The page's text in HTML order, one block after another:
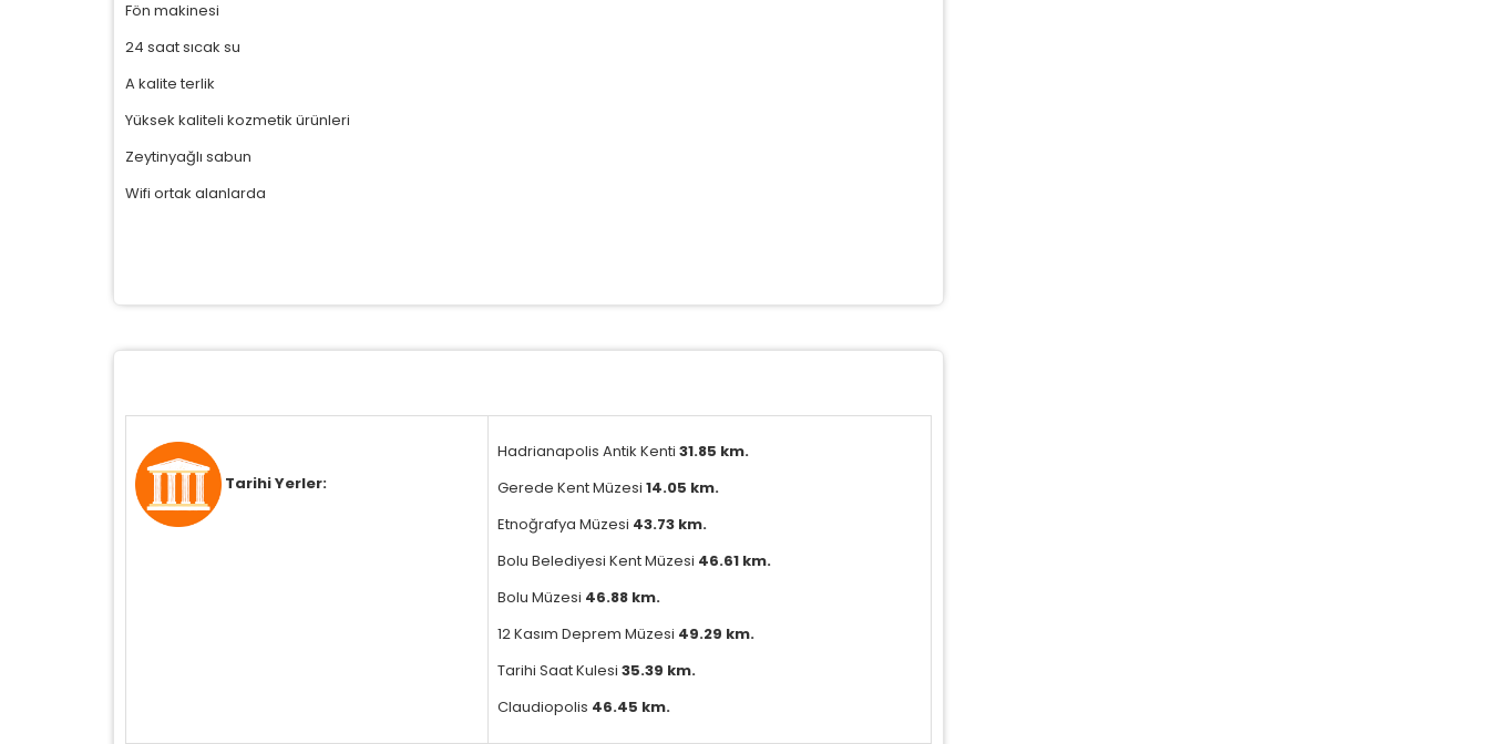
Fön makinesi
24 saat sıcak su
A kalite terlik
Yüksek kaliteli kozmetik ürünleri
Zeytinyağlı sabun
Wifi ortak alanlarda
Tarihi Yerler:
Hadrianapolis Antik Kenti 31.85 km.
Gerede Kent Müzesi 14.05 km.
Etnoğrafya Müzesi 43.73 km.
Bolu Belediyesi Kent Müzesi 46.61 km.
Bolu Müzesi 46.88 km.
12 Kasım Deprem Müzesi 49.29 km.
Tarihi Saat Kulesi 35.39 km.
Claudiopolis 46.45 km.